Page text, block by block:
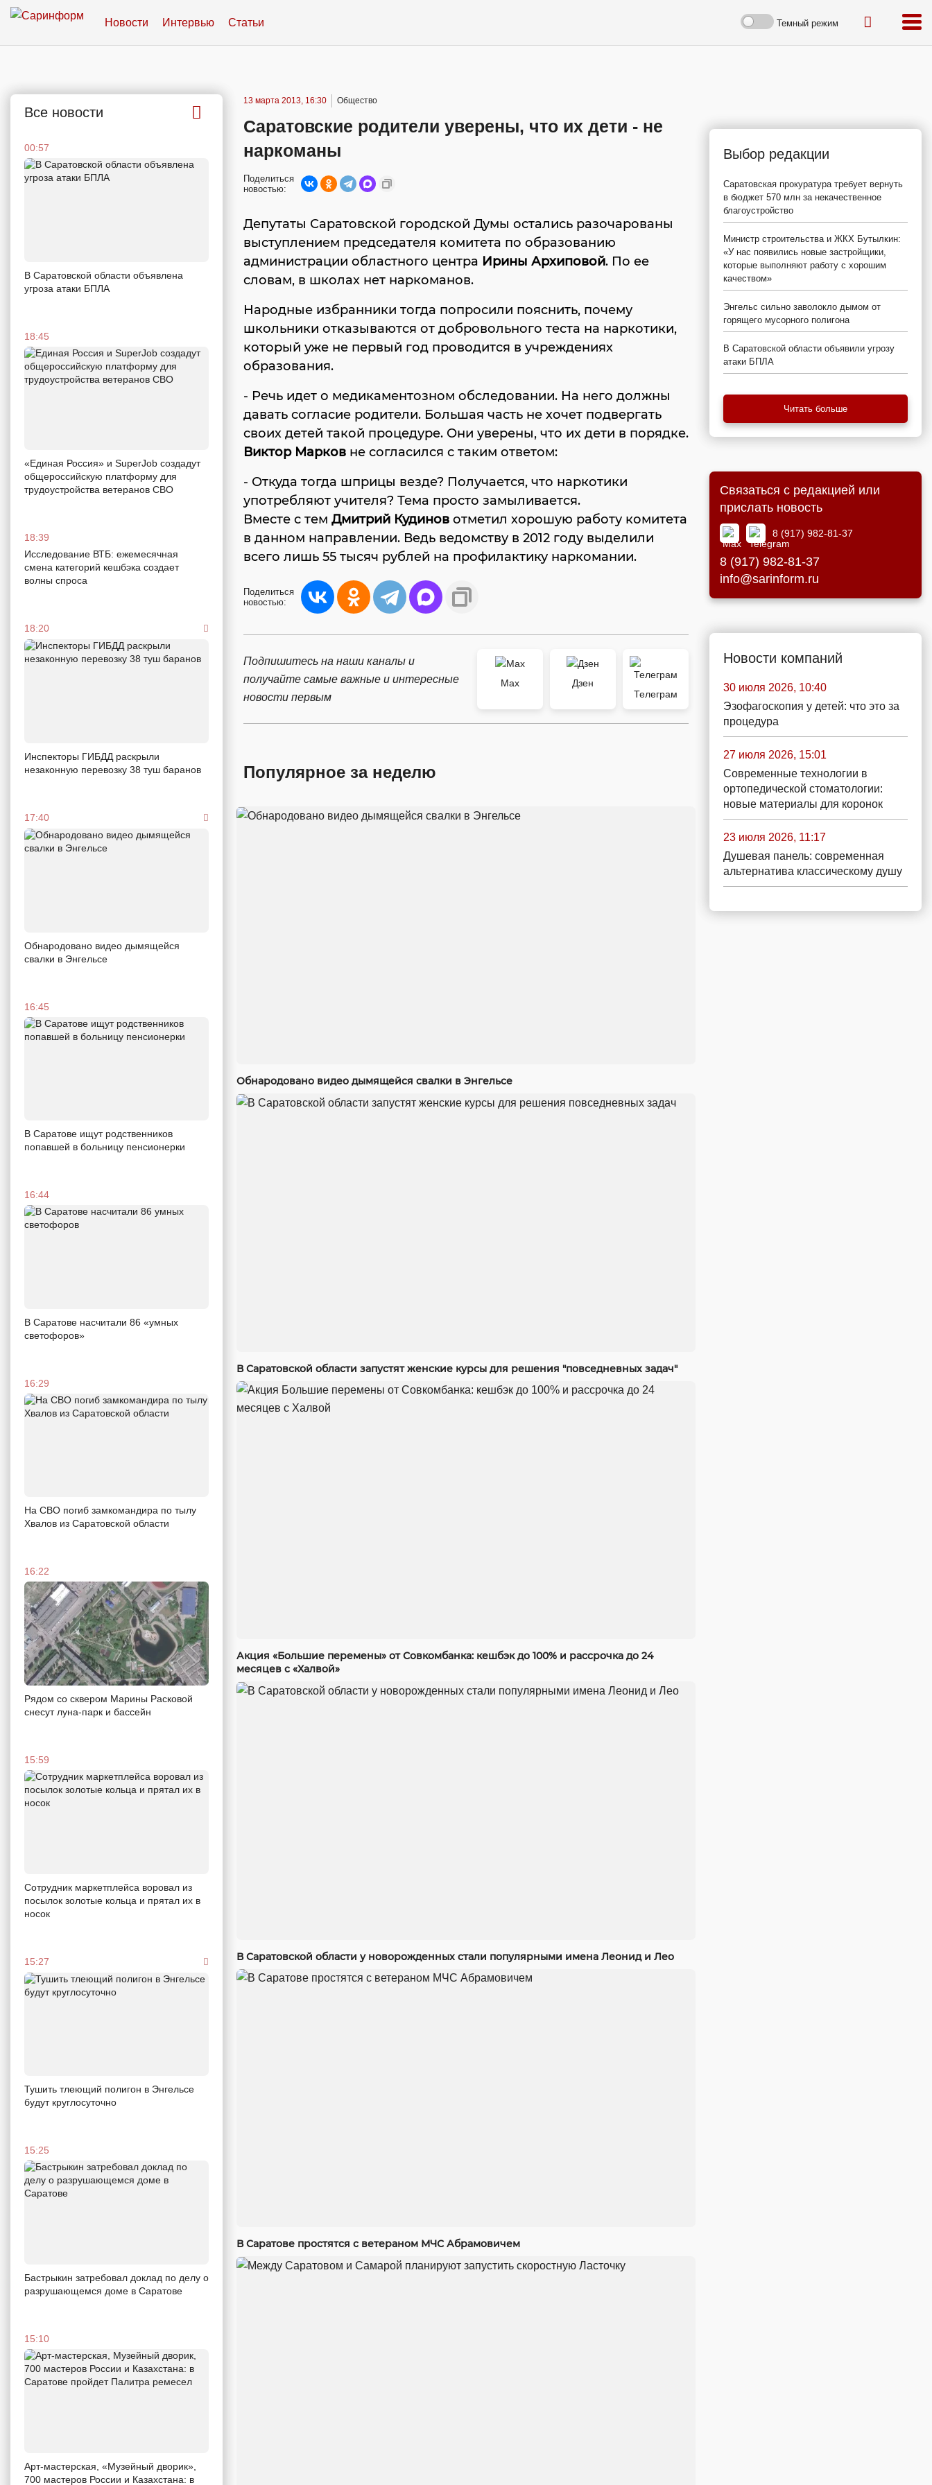
Новости Интервью Статьи Темный режим
Все новости
00:57
В Саратовской области объявлена
угроза атаки БПЛА
18:45
«Единая Россия» и SuperJob создадут
общероссийскую платформу для
трудоустройства ветеранов СВО
18:39
Исследование ВТБ: ежемесячная
смена категорий кешбэка создает
волны спроса
18:20
Инспекторы ГИБДД раскрыли
незаконную перевозку 38 туш баранов
17:40
Обнародовано видео дымящейся
свалки в Энгельсе
16:45
В Саратове ищут родственников
попавшей в больницу пенсионерки
16:44
В Саратове насчитали 86 «умных
светофоров»
16:29
На СВО погиб замкомандира по тылу
Хвалов из Саратовской области
16:22
Рядом со сквером Марины Расковой
снесут луна-парк и бассейн
15:59
Сотрудник маркетплейса воровал из
посылок золотые кольца и прятал их в
носок
15:27
Тушить тлеющий полигон в Энгельсе
будут круглосуточно
15:25
Бастрыкин затребовал доклад по делу о
разрушающемся доме в Саратове
15:10
Арт-мастерская, «Музейный дворик»,
700 мастеров России и Казахстана: в
13 марта 2013, 16:30 Общество
Саратовские родители уверены, что их дети - не
наркоманы
Поделиться
новостью:
Депутаты Саратовской городской Думы остались разочарованы
выступлением председателя комитета по образованию
администрации областного центра Ирины Архиповой. По ее
словам, в школах нет наркоманов.
Народные избранники тогда попросили пояснить, почему
школьники отказываются от добровольного теста на наркотики,
который уже не первый год проводится в учреждениях
образования.
- Речь идет о медикаментозном обследовании. На него должны
давать согласие родители. Большая часть не хочет подвергать
своих детей такой процедуре. Они уверены, что их дети в порядке.
Виктор Марков не согласился с таким ответом:
- Откуда тогда шприцы везде? Получается, что наркотики
употребляют учителя? Тема просто замыливается.
Вместе с тем Дмитрий Кудинов отметил хорошую работу комитета
в данном направлении. Ведь ведомству в 2012 году выделили
всего лишь 55 тысяч рублей на профилактику наркомании.
Поделиться
новостью:
Подпишитесь на наши каналы и
получайте самые важные и интересные
новости первым
Max
Дзен
Телеграм
Популярное за неделю
Обнародовано видео дымящейся свалки в Энгельсе
В Саратовской области запустят женские курсы для решения "повседневных задач"
Акция «Большие перемены» от Совкомбанка: кешбэк до 100% и рассрочка до 24
месяцев с «Халвой»
В Саратовской области у новорожденных стали популярными имена Леонид и Лео
В Саратове простятся с ветераном МЧС Абрамовичем
Выбор редакции
Саратовская прокуратура требует вернуть
в бюджет 570 млн за некачественное
благоустройство
Министр строительства и ЖКХ Бутылкин:
«У нас появились новые застройщики,
которые выполняют работу с хорошим
качеством»
Энгельс сильно заволокло дымом от
горящего мусорного полигона
В Саратовской области объявили угрозу
атаки БПЛА
Читать больше
Связаться с редакцией или
прислать новость
8 (917) 982-81-37
8 (917) 982-81-37
info@sarinform.ru
Новости компаний
30 июля 2026, 10:40
Эзофагоскопия у детей: что это за
процедура
27 июля 2026, 15:01
Современные технологии в
ортопедической стоматологии:
новые материалы для коронок
23 июля 2026, 11:17
Душевая панель: современная
альтернатива классическому душу